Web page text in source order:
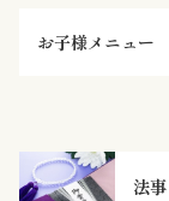
ル
司
お子様メニュー
法